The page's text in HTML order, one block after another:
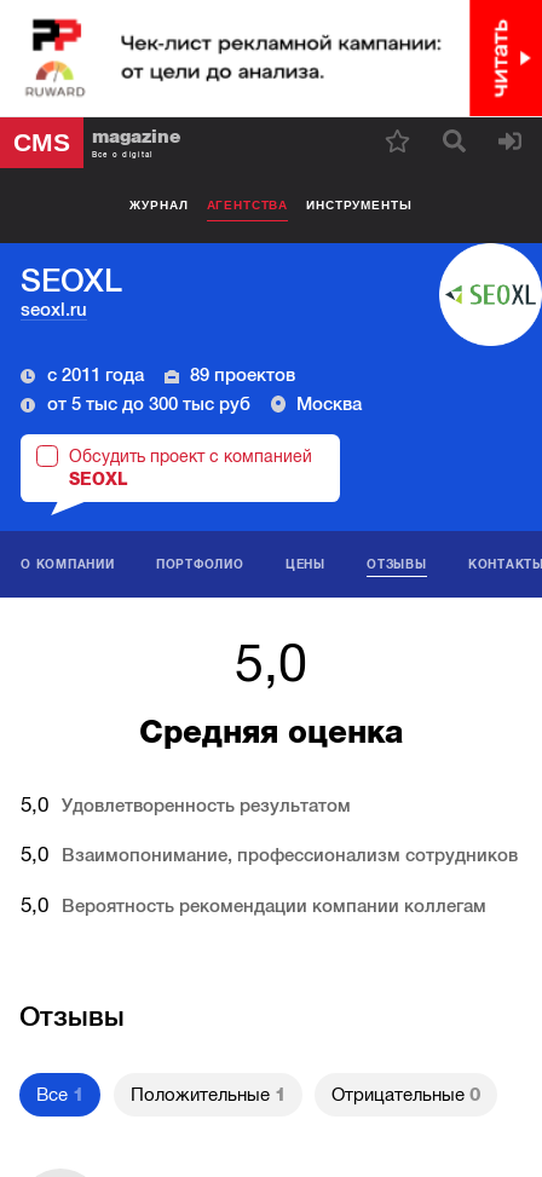
CMS magazine
Все о digital
ЖУРНАЛ АГЕНТСТВА ИНСТРУМЕНТЫ
SEOXL
seoxl.ru
с 2011 года
89 проектов
от 5 тыс до 300 тыс руб
Москва
Обсудить проект с компанией
SEOXL
О КОМПАНИИ ПОРТФОЛИО ЦЕНЫ ОТЗЫВЫ
5,0
Средняя оценка
5,0 Удовлетворенность результатом
5,0 Взаимопонимание, профессионализм сотрудников
5,0 Вероятность рекомендации компании коллегам
Отзывы
Все 1 Положительные 1 Отрицательные 0